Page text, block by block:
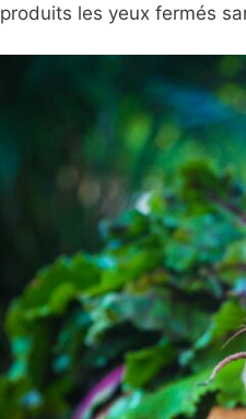
produits les yeux fermés